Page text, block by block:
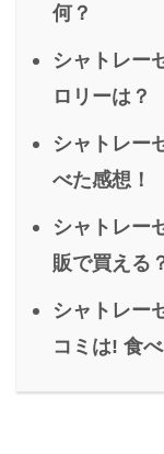
何？
シャトレー
ロリーは？
シャトレー
べた感想！
シャトレー
販で買える
シャトレー
コミは! 食